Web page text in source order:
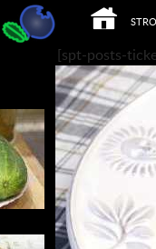
PRZEJDŹ DO
[spt-posts-